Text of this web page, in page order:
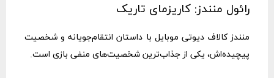
رائول منندز: کاریزمای تاریک
منندز کالاف دیوتی موبایل با داستان انتقام‌جویانه و شخصیت
پیچیده‌اش، یکی از جذاب‌ترین شخصیت‌های منفی بازی است.